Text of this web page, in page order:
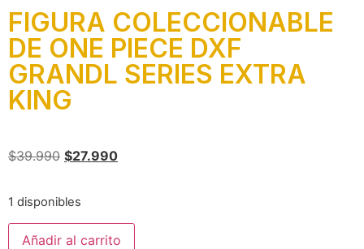
FIGURA COLECCIONABLE
DE ONE PIECE DXF
GRANDL SERIES EXTRA
KING
$39.990 $27.990
1 disponibles
Añadir al carrito